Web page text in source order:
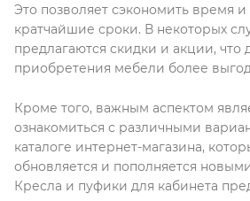
Это позволяет сэкономить время и
кратчайшие сроки. В некоторых
предлагаются скидки и акции, что
приобретения мебели более
Кроме того, важным аспектом
ознакомиться с различными
каталоге интернет-магазина,
обновляется и пополняется
Кресла и пуфики для кабинета